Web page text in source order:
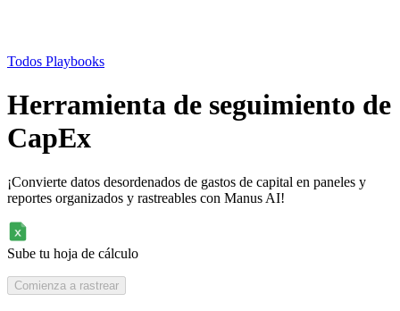
Todos Playbooks
Herramienta de seguimiento de
CapEx
¡Convierte datos desordenados de gastos de capital en paneles y
reportes organizados y rastreables con Manus AI!
Sube tu hoja de cálculo
Comienza a rastrear